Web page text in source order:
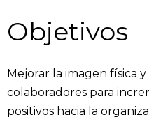
Objetivos
Mejorar la imagen física
colaboradores para
positivos hacia la